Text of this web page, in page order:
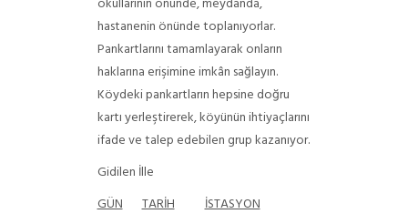
hastanenin önünde toplanıyorlar.
Pankartlarını tamamlayarak onların
haklarına erişimine imkân sağlayın.
Köydeki pankartların hepsine doğru
kartı yerleştirerek, köyünün ihtiyaçlarını
ifade ve talep edebilen grup kazanıyor.
Gidilen İlle
GÜN
TARİH
İSTASYON